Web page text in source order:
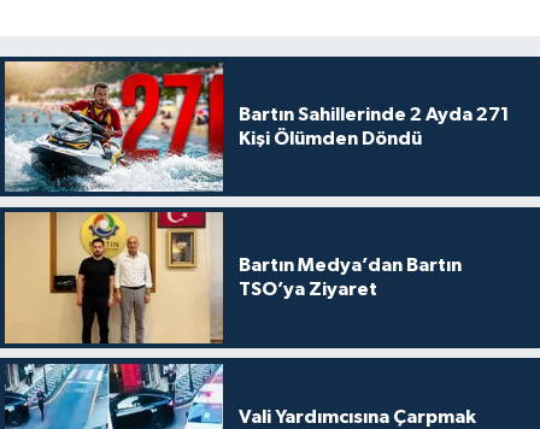
Bartın Sahillerinde 2 Ayda 271
Kişi Ölümden Döndü
Bartın Medya’dan Bartın
TSO’ya Ziyaret
Vali Yardımcısına Çarpmak